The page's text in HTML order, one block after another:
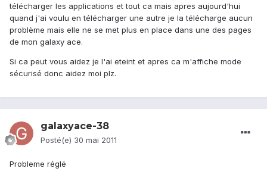
télécharger les applications et tout ca mais apres aujourd'hui
quand j'ai voulu en télécharger une autre je la télécharge aucun
problème mais elle ne se met plus en place dans une des pages
de mon galaxy ace.
Si ca peut vous aidez je l'ai eteint et apres ca m'affiche mode
sécurisé donc aidez moi plz.
galaxyace-38
Posté(e) 30 mai 2011
Probleme réglé